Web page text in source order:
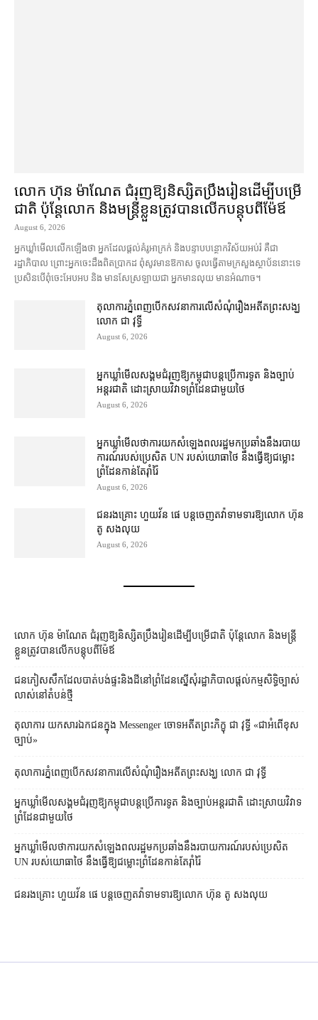
លោក ហ៊ុន ម៉ាណែត ជំរុញ​ឱ្យ​និស្សិត​ប្រឹងរៀន​ដើម្បី​បម្រើ​
ជាតិ ប៉ុន្តែ​លោក និង​មន្ត្រី​​ខ្លួន​ត្រូវ​បាន​លើក​បន្តុប​ពី​ម៉ែឪ
August 6, 2026
អ្នកឃ្លាំមើល​លើកឡើង​ថា អ្នក​ដែល​ផ្ដល់​គំរូ​អាក្រក់ និង​បន្ទាបបន្ថោក​វិស័យ​អប់រំ គឺជា​
រដ្ឋាភិបាល ព្រោះ​អ្នកចេះដឹង​ពិតប្រាកដ ពុំ​សូវ​មានឱកាស ចូល​ធ្វើតាម​ក្រសួង​ស្ថាប័ន​នោះ​ទេ
ប្រសិនបើ​ពុំ​ចេះ​អែបអប និង មាន​សែស្រឡាយ​ជា អ្នកមាន​លុយ មានអំណាច។
តុលាការ​ភ្នំពេញ​​បើកសវនាការ​លើ​សំណុំរឿង​​អតីត​ព្រះសង្ឃ
លោក ជា វុទ្ធី
August 6, 2026
អ្នកឃ្លាំមើល​សង្គម​ជំរុញ​ឱ្យ​កម្ពុជា​បន្ត​ប្រើ​ការទូត និង​ច្បាប់​
អន្តរជាតិ ដោះស្រាយ​វិវាទ​ព្រំដែន​ជាមួយ​ថៃ
August 6, 2026
អ្នកឃ្លាំមើល​ថា​ការ​យក​សំឡេង​ពលរដ្ឋ​មក​ប្រឆាំង​នឹង​របាយ
ការណ៍​របស់​ប្រេសិត UN របស់​យោធា​ថៃ នឹង​ធ្វើ​ឱ្យ​ជម្លោះ
ព្រំដែន​កាន់តែ​រ៉ាំរ៉ៃ
August 6, 2026
ជនរងគ្រោះ ហួយវ័ន ផេ បន្ត​ចេញ​តវ៉ា​ទាមទារ​ឱ្យ​លោក ហ៊ុន
តូ សង​លុយ
August 6, 2026
លោក ហ៊ុន ម៉ាណែត ជំរុញ​ឱ្យ​និស្សិត​ប្រឹងរៀន​ដើម្បី​បម្រើ​ជាតិ ប៉ុន្តែ​លោក និង​មន្ត្រី​​
ខ្លួន​ត្រូវ​បាន​លើក​បន្តុប​ពី​ម៉ែឪ
ជនភៀសសឹក​ដែល​បាត់បង់​ផ្ទះ​និង​ដី​នៅ​ព្រំដែន​ស្នើសុំ​រដ្ឋាភិបាល​ផ្តល់​កម្មសិទ្ធិ​ច្បាស់
លាស់​នៅ​តំបន់​ថ្មី
តុលាការ​​ យកសារឯកជនក្នុង Messenger ចោទអតីតព្រះភិក្ខុ ជា វុទ្ធី «ជាអំពើខុស
ច្បាប់»
តុលាការ​ភ្នំពេញ​​បើកសវនាការ​លើ​សំណុំរឿង​​អតីត​ព្រះសង្ឃ លោក ជា វុទ្ធី
អ្នកឃ្លាំមើល​សង្គម​ជំរុញ​ឱ្យ​កម្ពុជា​បន្ត​ប្រើ​ការទូត និង​ច្បាប់​អន្តរជាតិ ដោះស្រាយ​វិវាទ​
ព្រំដែន​ជាមួយ​ថៃ
អ្នកឃ្លាំមើល​ថា​ការ​យក​សំឡេង​ពលរដ្ឋ​មក​ប្រឆាំង​នឹង​របាយការណ៍​របស់​ប្រេសិត
UN របស់​យោធា​ថៃ នឹង​ធ្វើ​ឱ្យ​ជម្លោះព្រំដែន​កាន់តែ​រ៉ាំរ៉ៃ
ជនរងគ្រោះ ហួយវ័ន ផេ បន្ត​ចេញ​តវ៉ា​ទាមទារ​ឱ្យ​លោក ហ៊ុន តូ សង​លុយ